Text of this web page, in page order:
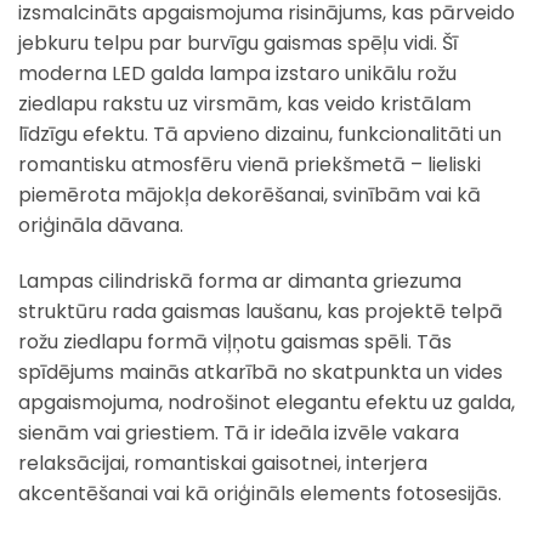
izsmalcināts apgaismojuma risinājums, kas pārveido
jebkuru telpu par burvīgu gaismas spēļu vidi. Šī
moderna LED galda lampa izstaro unikālu rožu
ziedlapu rakstu uz virsmām, kas veido kristālam
līdzīgu efektu. Tā apvieno dizainu, funkcionalitāti un
romantisku atmosfēru vienā priekšmetā – lieliski
piemērota mājokļa dekorēšanai, svinībām vai kā
oriģināla dāvana.
Lampas cilindriskā forma ar dimanta griezuma
struktūru rada gaismas laušanu, kas projektē telpā
rožu ziedlapu formā viļņotu gaismas spēli. Tās
spīdējums mainās atkarībā no skatpunkta un vides
apgaismojuma, nodrošinot elegantu efektu uz galda,
sienām vai griestiem. Tā ir ideāla izvēle vakara
relaksācijai, romantiskai gaisotnei, interjera
akcentēšanai vai kā oriģināls elements fotosesijās.